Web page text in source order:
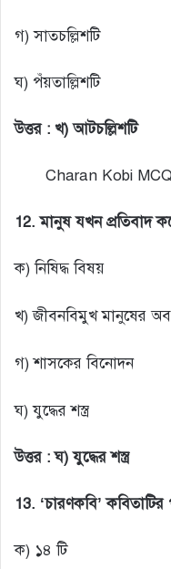
গ) সাতচল্লিশটি
ঘ) পঁয়তাল্লিশটি
উত্তর : খ) আটচল্লিশটি
Charan Kobi
12. মানুষ যখন প্রতিবাদ
ক) নিষিদ্ধ বিষয়
খ) জীবনবিমুখ মানুষের
গ) শাসকের বিনোদন
ঘ) যুদ্ধের শস্ত্র
উত্তর : ঘ) যুদ্ধের শস্ত্র
13. ‘চারণকবি’
ক) ১৪ টি